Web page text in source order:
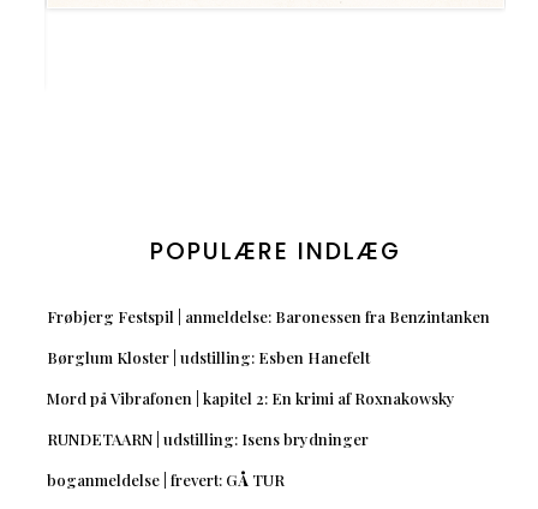
POPULÆRE INDLÆG
Frøbjerg Festspil | anmeldelse: Baronessen fra Benzintanken
Børglum Kloster | udstilling: Esben Hanefelt
Mord på Vibrafonen | kapitel 2: En krimi af Roxnakowsky
RUNDETAARN | udstilling: Isens brydninger
boganmeldelse | frevert: GÅ TUR